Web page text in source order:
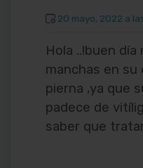
20 mayo, 2022 a
Hola ..!buen
manchas en
pierna ,ya que
padece de
saber que